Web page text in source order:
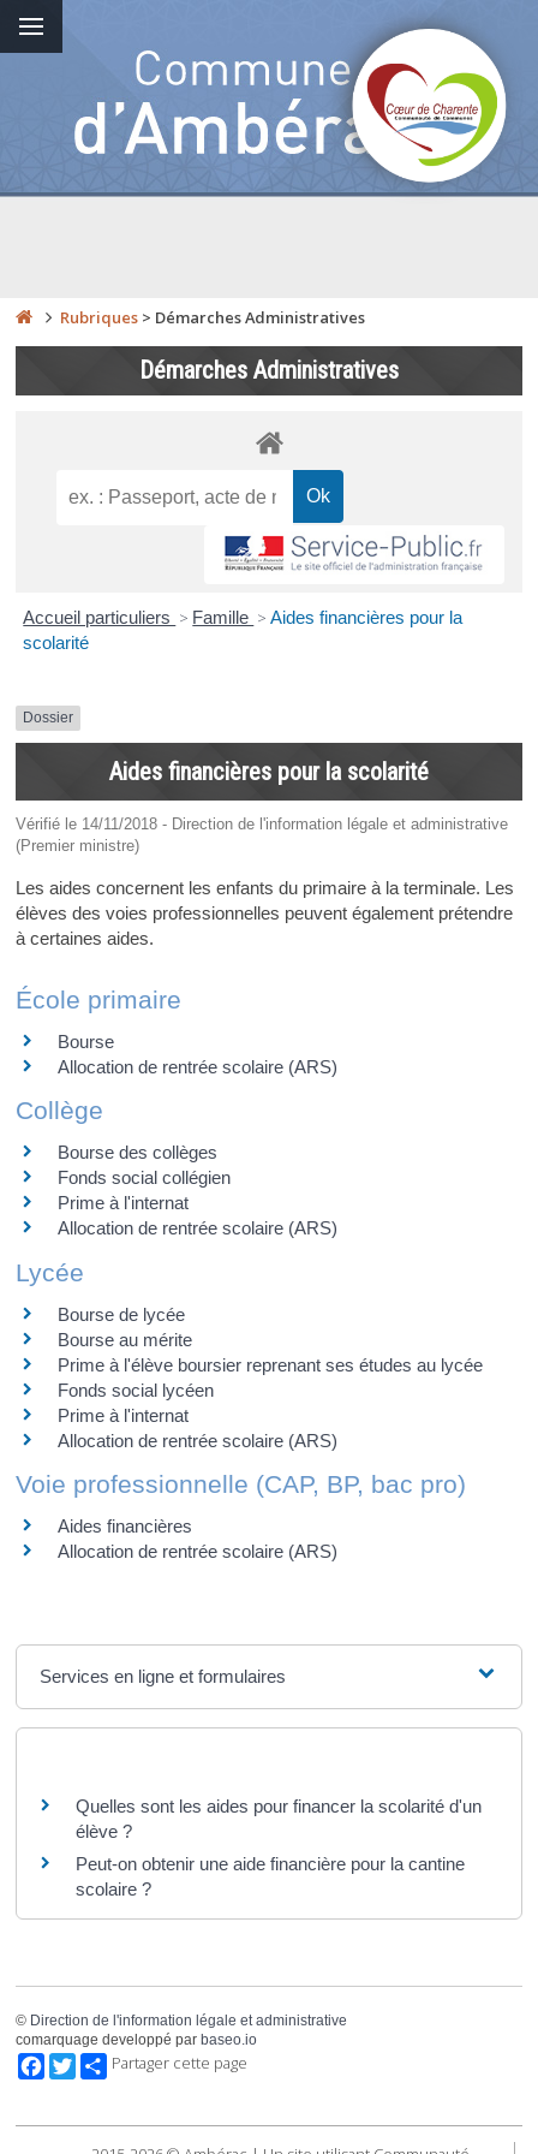
Rubriques > Démarches Administratives
Démarches Administratives
Accueil particuliers > Famille > Aides financières pour la
scolarité
Dossier
Aides financières pour la scolarité
Vérifié le 14/11/2018 - Direction de l'information légale et administrative
(Premier ministre)
Les aides concernent les enfants du primaire à la terminale. Les
élèves des voies professionnelles peuvent également prétendre
à certaines aides.
École primaire
Bourse
Allocation de rentrée scolaire (ARS)
Collège
Bourse des collèges
Fonds social collégien
Prime à l'internat
Allocation de rentrée scolaire (ARS)
Lycée
Bourse de lycée
Bourse au mérite
Prime à l'élève boursier reprenant ses études au lycée
Fonds social lycéen
Prime à l'internat
Allocation de rentrée scolaire (ARS)
Voie professionnelle (CAP, BP, bac pro)
Aides financières
Allocation de rentrée scolaire (ARS)
Services en ligne et formulaires
Quelles sont les aides pour financer la scolarité d'un
élève ?
Peut-on obtenir une aide financière pour la cantine
scolaire ?
© Direction de l'information légale et administrative
comarquage developpé par baseo.io
Facebook
TwitterPartager cette page